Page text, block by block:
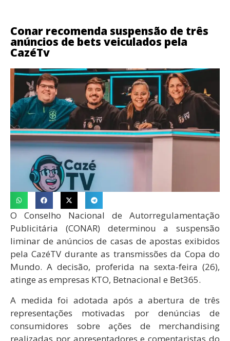
Conar recomenda suspensão de três
anúncios de bets veiculados pela
CazéTv
O Conselho Nacional de Autorregulamentação
Publicitária (CONAR) determinou a suspensão
liminar de anúncios de casas de apostas exibidos
pela CazéTV durante as transmissões da Copa do
Mundo. A decisão, proferida na sexta-feira (26),
atinge as empresas KTO, Betnacional e Bet365.
A medida foi adotada após a abertura de três
representações motivadas por denúncias de
consumidores sobre ações de merchandising
realizadas por apresentadores e comentaristas do